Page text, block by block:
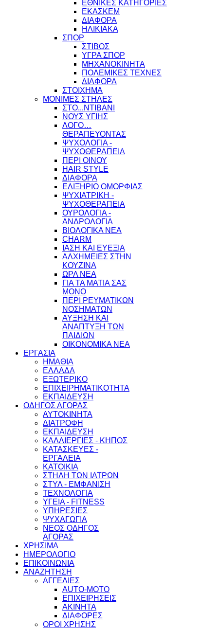
ΕΘΝΙΚΕΣ ΚΑΤΗΓΟΡΙΕΣ
ΕΚΑΣΚΕΜ
ΔΙΑΦΟΡΑ
ΗΛΙΚΙΑΚΑ
ΣΠΟΡ
ΣΤΙΒΟΣ
ΥΓΡΑ ΣΠΟΡ
ΜΗΧΑΝΟΚΙΝΗΤΑ
ΠΟΛΕΜΙΚΕΣ ΤΕΧΝΕΣ
ΔΙΑΦΟΡΑ
ΣΤΟΙΧΗΜΑ
ΜΟΝΙΜΕΣ ΣΤΗΛΕΣ
ΣΤΟ...ΝΤΙΒΑΝΙ
ΝΟΥΣ ΥΓΙΗΣ
ΛΟΓΟ…
ΘΕΡΑΠΕΥΟΝΤΑΣ
ΨΥΧΟΛΟΓΙΑ -
ΨΥΧΟΘΕΡΑΠΕΙΑ
ΠΕΡΙ ΟΙΝΟΥ
HAIR STYLE
ΔΙΑΦΟΡΑ
ΕΛΙΞΗΡΙΟ ΟΜΟΡΦΙΑΣ
ΨΥΧΙΑΤΡΙΚΗ -
ΨΥΧΟΘΕΡΑΠΕΙΑ
ΟΥΡΟΛΟΓΙΑ -
ΑΝΔΡΟΛΟΓΙΑ
ΒΙΟΛΟΓΙΚΑ ΝΕΑ
CHARM
ΙΑΣΗ ΚΑΙ ΕΥΕΞΙΑ
ΑΛΧΗΜΕΙΕΣ ΣΤΗΝ
ΚΟΥΖΙΝΑ
ΩΡΛ ΝEA
ΓΙΑ ΤΑ ΜΑΤΙΑ ΣΑΣ
ΜΟΝΟ
ΠΕΡΙ ΡΕΥΜΑΤΙΚΩΝ
ΝΟΣΗΜΑΤΩΝ
ΑΥΞΗΣΗ ΚΑΙ
ΑΝΑΠΤΥΞΗ ΤΩΝ
ΠΑΙΔΙΩΝ
ΟΙΚΟΝΟΜΙΚΑ ΝΕΑ
ΕΡΓΑΣΙΑ
ΗΜΑΘΙΑ
ΕΛΛΑΔΑ
ΕΞΩΤΕΡΙΚΟ
ΕΠΙΧΕΙΡΗΜΑΤΙΚΟΤΗΤΑ
ΕΚΠΑΙΔΕΥΣΗ
ΟΔΗΓΟΣ ΑΓΟΡΑΣ
ΑΥΤΟΚΙΝΗΤΑ
ΔΙΑΤΡΟΦΗ
ΕΚΠΑΙΔΕΥΣΗ
ΚΑΛΛΙΕΡΓΙΕΣ - ΚΗΠΟΣ
ΚΑΤΑΣΚΕΥΕΣ -
ΕΡΓΑΛΕΙΑ
ΚΑΤΟΙΚΙΑ
ΣΤΗΛΗ ΤΩΝ ΙΑΤΡΩΝ
ΣΤΥΛ - ΕΜΦΑΝΙΣΗ
ΤΕΧΝΟΛΟΓΙΑ
ΥΓΕΙΑ - FITNESS
ΥΠΗΡΕΣΙΕΣ
ΨΥΧΑΓΩΓΙΑ
ΝΕΟΣ ΟΔΗΓΟΣ
ΑΓΟΡΑΣ
ΧΡΗΣΙΜΑ
ΗΜΕΡΟΛΟΓΙΟ
ΕΠΙΚΟΙΝΩΝΙΑ
ΑΝΑΖΗΤΗΣΗ
ΑΓΓΕΛΙΕΣ
AUTO-MOTO
ΕΠΙΧΕΙΡΗΣΕΙΣ
ΑΚΙΝΗΤΑ
ΔΙΑΦΟΡΕΣ
ΟΡΟΙ ΧΡΗΣΗΣ